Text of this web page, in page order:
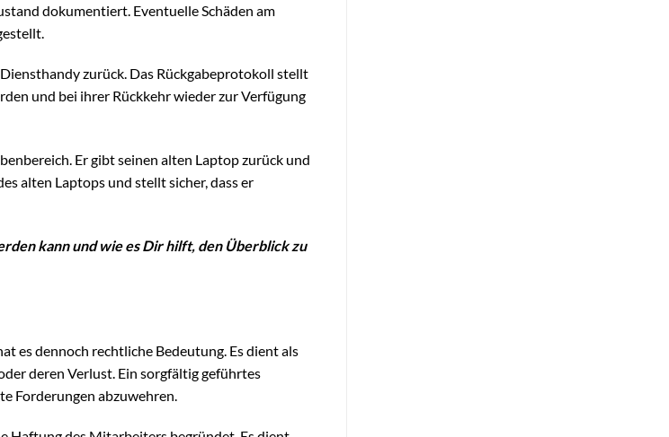
dokumentiert. Eventuelle Schäden am
zurück. Das Rückgabeprotokoll stellt
und bei ihrer Rückkehr wieder zur Verfügung
Er gibt seinen alten Laptop zurück und
alten Laptops und stellt sicher, dass er
kann und wie es Dir hilft, den Überblick zu
es dennoch rechtliche Bedeutung. Es dient als
deren Verlust. Ein sorgfältig geführtes
Forderungen abzuwehren.